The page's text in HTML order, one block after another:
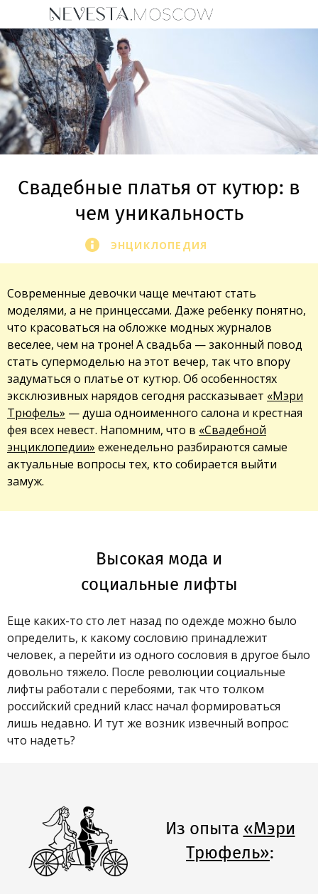
Свадебные платья от кутюр: в
чем уникальность
ЭНЦИКЛОПЕДИЯ
Современные девочки чаще мечтают стать
моделями, а не принцессами. Даже ребенку понятно,
что красоваться на обложке модных журналов
веселее, чем на троне! А свадьба — законный повод
стать супермоделью на этот вечер, так что впору
задуматься о платье от кутюр. Об особенностях
эксклюзивных нарядов сегодня рассказывает «Мэри
Трюфель» — душа одноименного салона и крестная
фея всех невест. Напомним, что в «Свадебной
энциклопедии» еженедельно разбираются самые
актуальные вопросы тех, кто собирается выйти
замуж.
Высокая мода и
социальные лифты
Еще каких-то сто лет назад по одежде можно было
определить, к какому сословию принадлежит
человек, а перейти из одного сословия в другое было
довольно тяжело. После революции социальные
лифты работали с перебоями, так что толком
российский средний класс начал формироваться
лишь недавно. И тут же возник извечный вопрос:
что надеть?
Из опыта «Мэри
Трюфель»: